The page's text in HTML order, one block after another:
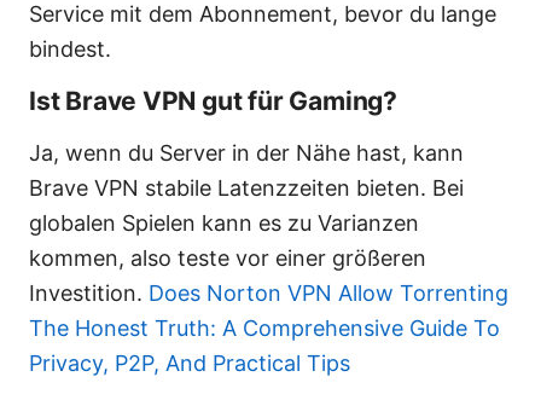
Service mit dem Abonnement, bevor du lange
bindest.
Ist Brave VPN gut für Gaming?
Ja, wenn du Server in der Nähe hast, kann
Brave VPN stabile Latenzzeiten bieten. Bei
globalen Spielen kann es zu Varianzen
kommen, also teste vor einer größeren
Investition. Does Norton VPN Allow Torrenting
The Honest Truth: A Comprehensive Guide To
Privacy, P2P, And Practical Tips